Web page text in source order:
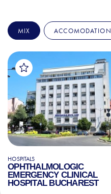
MIX ACCOMODATION
HOSPITALS
OPHTHALMOLOGIC
EMERGENCY CLINICAL
HOSPITAL BUCHAREST